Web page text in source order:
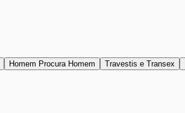
Homem Procura Homem Travestis e Transex